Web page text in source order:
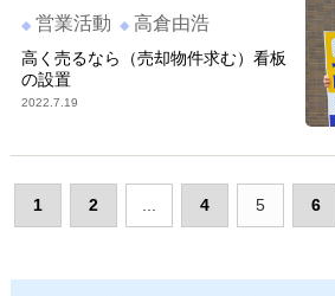
営業活動 高倉由浩
高く売るなら（売却物件求む）看板
の設置
2022.7.19
1 2 4 5 6